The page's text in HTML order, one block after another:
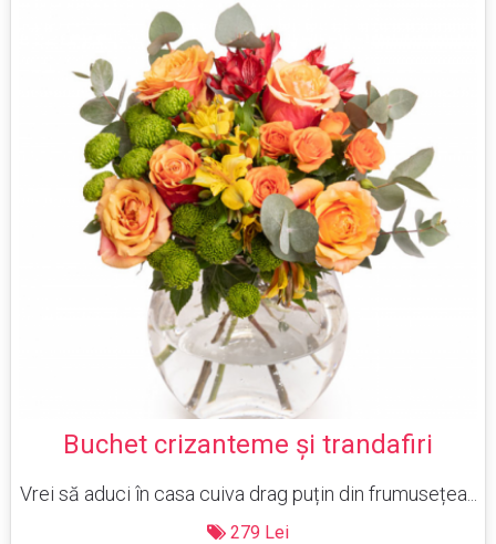
Buchet crizanteme şi trandafiri
Vrei să aduci în casa cuiva drag puțin din frumusețea...
279 Lei